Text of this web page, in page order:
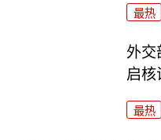
最热
外交
启核
最热